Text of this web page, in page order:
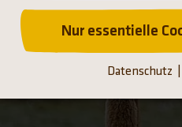
Nur essentielle
Datenschutz